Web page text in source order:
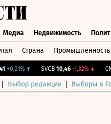
Медиа Недвижимость
Страна Промышленность
+0,21%↑ SVCB 10,46 -1,32%↓
Выбор редакции Выборы в